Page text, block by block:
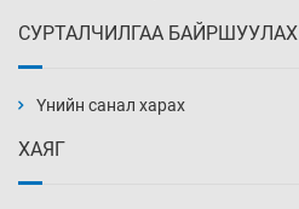
4 цаг 0 мин
СУРТАЛЧИЛГАА БАЙРШУУЛАХ
Үнийн санал харах
ХАЯГ